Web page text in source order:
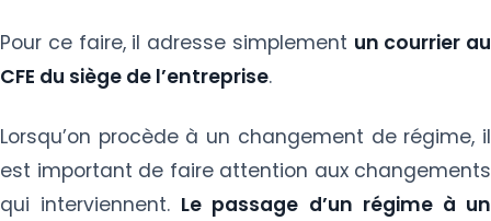
Pour ce faire, il adresse simplement un courrier au
CFE du siège de l’entreprise.
Lorsqu’on procède à un changement de régime, il
est important de faire attention aux changements
qui interviennent. Le passage d’un régime à un